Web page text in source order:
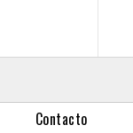
Contacto